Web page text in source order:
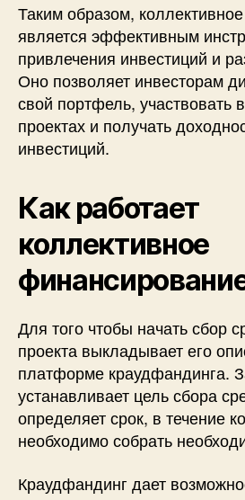
Таким образом,
является эффективным
привлечения инвестиций и
Оно позволяет инвесторам
свой портфель, участвовать
проектах и получать
инвестиций.
Как работает
коллективное
Для того чтобы начать сбор
проекта выкладывает его
платформе краудфандинга.
устанавливает цель сбора
определяет срок, в течение
необходимо собрать
Краудфандинг дает